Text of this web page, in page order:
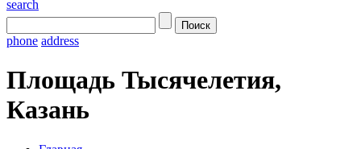
search
phone address
Площадь Тысячелетия,
Казань